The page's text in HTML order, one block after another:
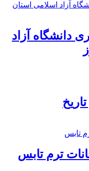
دانشگاه آزاد
ترم تابس